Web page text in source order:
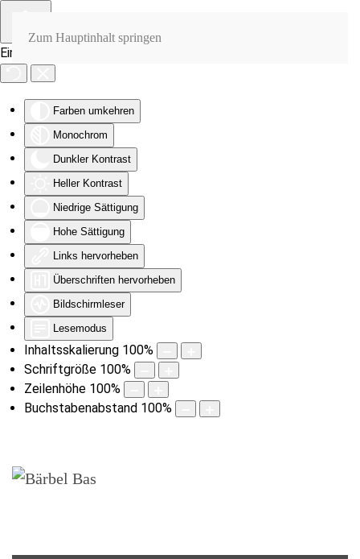
Eingabehilfen öffnen
Farben umkehren
Monochrom
Dunkler Kontrast
Heller Kontrast
Niedrige Sättigung
Hohe Sättigung
Links hervorheben
Überschriften hervorheben
Bildschirmleser
Lesemodus
Inhaltsskalierung 100%
Schriftgröße 100%
Zeilenhöhe 100%
Buchstabenabstand 100%
Zum Hauptinhalt springen